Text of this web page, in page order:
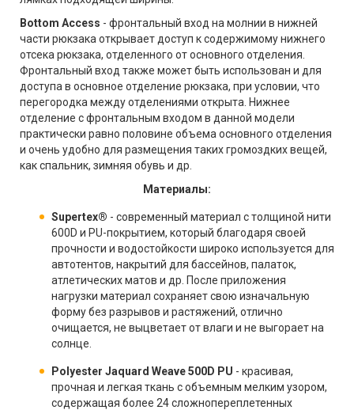
Bottom Access - фронтальный вход на молнии в нижней
части рюкзака открывает доступ к содержимому нижнего
отсека рюкзака, отделенного от основного отделения.
Фронтальный вход также может быть использован и для
доступа в основное отделение рюкзака, при условии, что
перегородка между отделениями открыта. Нижнее
отделение с фронтальным входом в данной модели
практически равно половине объема основного отделения
и очень удобно для размещения таких громоздких вещей,
как спальник, зимняя обувь и др.
Материалы:
Supertex® - современный материал с толщиной нити
600D и PU-покрытием, который благодаря своей
прочности и водостойкости широко используется для
автотентов, накрытий для бассейнов, палаток,
атлетических матов и др. После приложения
нагрузки материал сохраняет свою изначальную
форму без разрывов и растяжений, отлично
очищается, не выцветает от влаги и не выгорает на
солнце.
Polyester Jaquard Weave 500D PU - красивая,
прочная и легкая ткань с объемным мелким узором,
содержащая более 24 сложнопереплетенных